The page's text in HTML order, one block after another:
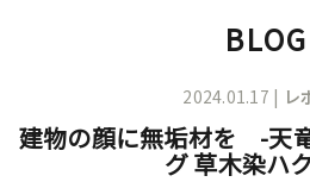
BLOG
2024.01.17 | レ
建物の顔に無垢材を -天
グ 草木染ハ